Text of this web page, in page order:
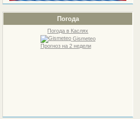
Погода
Погода в Каслях
Gismeteo
Прогноз на 2 недели